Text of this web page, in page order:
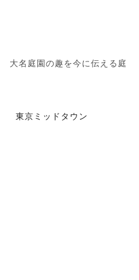
大名庭園の趣を今に伝える庭
東京ミッドタウン